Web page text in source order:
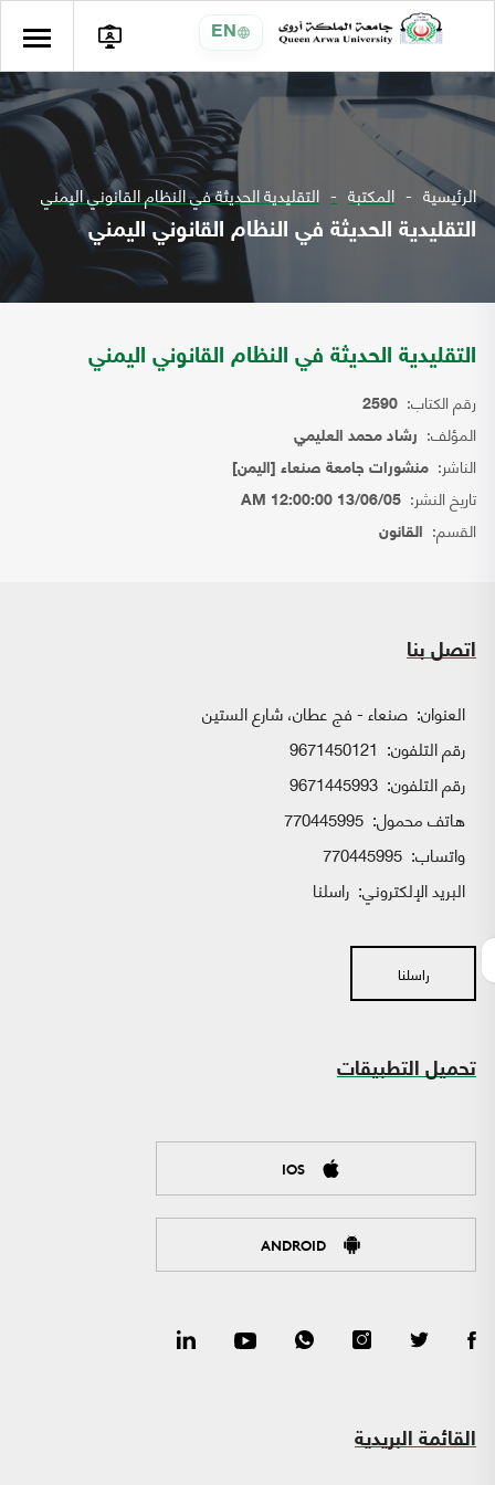
EN
الرئيسية المكتبة التقليدية الحديثة في النظام القانوني اليمني
التقليدية الحديثة في النظام القانوني اليمني
التقليدية الحديثة في النظام القانوني اليمني
رقم الكتاب: 2590
المؤلف: رشاد محمد العليمي
الناشر: منشورات جامعة صنعاء [اليمن]
تاريخ النشر: 13/06/05 12:00:00 AM
القسم: القانون
اتصل بنا
العنوان: صنعاء - فج عطان، شارع الستين
رقم التلفون: 9671450121
رقم التلفون: 9671445993
هاتف محمول: 770445995
واتساب:
البريد الإلكتروني: راسلنا
راسلنا
تحميل التطبيقات
IOS
ANDROID
القائمة البريدية